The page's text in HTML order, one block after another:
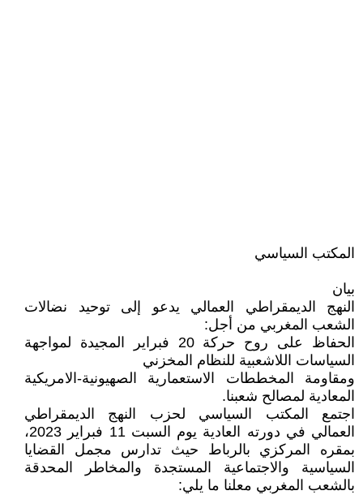
المكتب السياسي
بيان
النهج الديمقراطي العمالي يدعو إلى توحيد نضالات
الشعب المغربي من أجل:
الحفاظ على روح حركة 20 فبراير المجيدة لمواجهة
السياسات اللاشعبية للنظام المخزني
ومقاومة المخططات الاستعمارية الصهيونية-الامريكية
المعادية لمصالح شعبنا.
اجتمع المكتب السياسي لحزب النهج الديمقراطي
العمالي في دورته العادية يوم السبت 11 فبراير 2023،
بمقره المركزي بالرباط حيث تدارس مجمل القضايا
السياسية والاجتماعية المستجدة والمخاطر المحدقة
بالشعب المغربي معلنا ما يلي: